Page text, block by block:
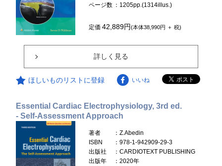
ページ数 ：1205pp.(1314illus.)
定価42,889円(本体38,990円 ＋ 税)
詳しく見る
ほしいものリストに登録 いいね
Essential Cardiac Electrophysiology, 3rd ed.
- Self-Assessment Approach
著者
：Z.Abedin
ISBN
：978-1-942909-29-3
出版社
：CARDIOTEXT PUBLISHING
出版年
：2020年